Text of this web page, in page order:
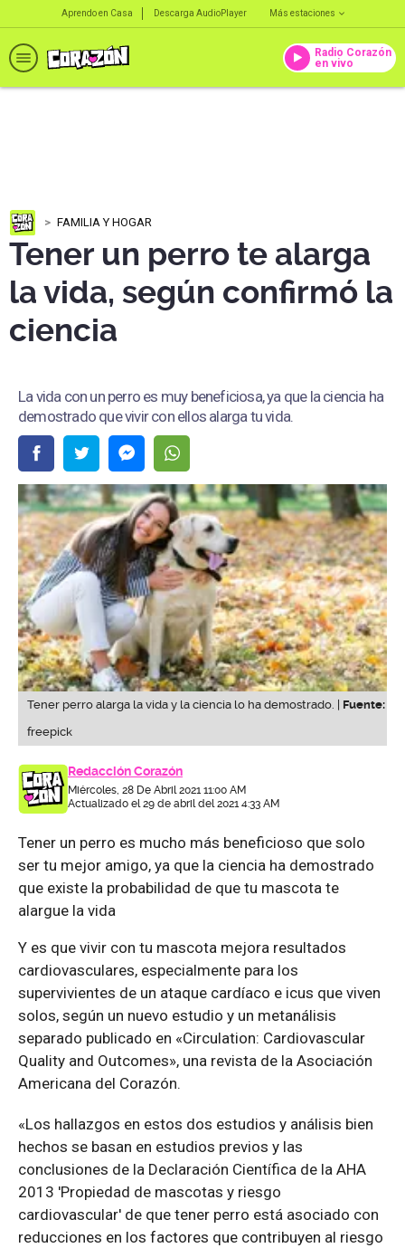
Aprendo en Casa Descarga AudioPlayer Más estaciones
Radio Corazón
en vivo
FAMILIA Y HOGAR
Tener un perro te alarga
la vida, según confirmó la
ciencia
La vida con un perro es muy beneficiosa, ya que la ciencia ha
demostrado que vivir con ellos alarga tu vida.
Tener perro alarga la vida y la ciencia lo ha demostrado. | Fuente:
freepick
Redacción Corazón
Miércoles, 28 De Abril 2021 11:00 AM
Actualizado el 29 de abril del 2021 4:33 AM
Tener un perro es mucho más beneficioso que solo
ser tu mejor amigo, ya que la ciencia ha demostrado
que existe la probabilidad de que tu mascota te
alargue la vida
Y es que vivir con tu mascota mejora resultados
cardiovasculares, especialmente para los
supervivientes de un ataque cardíaco e icus que viven
solos, según un nuevo estudio y un metanálisis
separado publicado en «Circulation: Cardiovascular
Quality and Outcomes», una revista de la Asociación
Americana del Corazón.
«Los hallazgos en estos dos estudios y análisis bien
hechos se basan en estudios previos y las
conclusiones de la Declaración Científica de la AHA
2013 'Propiedad de mascotas y riesgo
cardiovascular' de que tener perro está asociado con
reducciones en los factores que contribuyen al riesgo